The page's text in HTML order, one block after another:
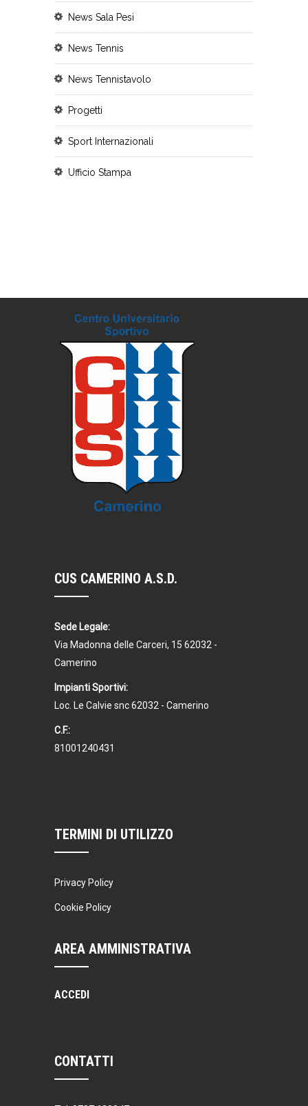
News Sala Pesi
News Tennis
News Tennistavolo
Progetti
Sport Internazionali
Ufficio Stampa
CUS CAMERINO A.S.D.
Sede Legale:
Via Madonna delle Carceri, 15 62032 -
Camerino
Impianti Sportivi:
Loc. Le Calvie snc 62032 - Camerino
C.F.:
81001240431
TERMINI DI UTILIZZO
Privacy Policy
Cookie Policy
AREA AMMINISTRATIVA
ACCEDI
CONTATTI